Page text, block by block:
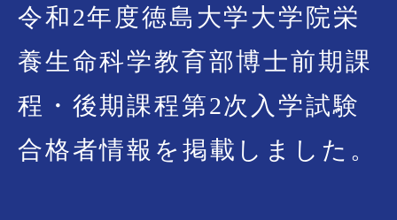
令和2年度徳島大学大学院栄
養生命科学教育部博士前期課
程・後期課程第2次入学試験
合格者情報を掲載しました。